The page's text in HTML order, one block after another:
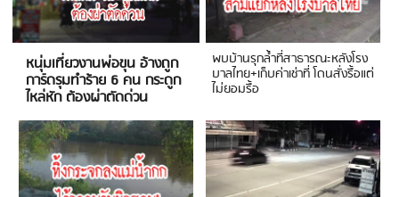
หนุ่มเที่ยวงานพ่อขุน อ้างถูก
การ์ดรุมทำร้าย 6 คน กระดูก
ไหล่หัก ต้องผ่าตัดด่วน
พบบ้านรุกล้ำที่สาธารณะหลังโรง
บาลไทย+เก็บค่าเช่าที่ โดนสั่งรื้อแต่
ไม่ยอมรื้อ